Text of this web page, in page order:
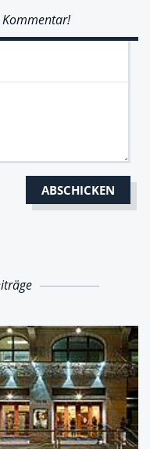
Kommentar!